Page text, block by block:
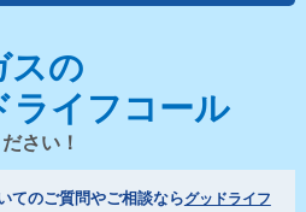
スの
ライフコール
さい！
てのご質問やご相談ならグッドライフ